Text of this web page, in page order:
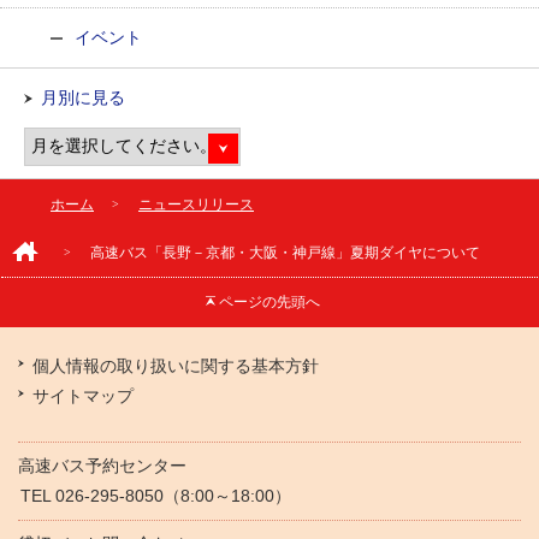
イベント
月別に見る
ホーム ニュースリリース
高速バス「長野－京都・大阪・神戸線」夏期ダイヤについて
ページの先頭へ
個人情報の取り扱いに関する基本方針
サイトマップ
高速バス予約センター
TEL 026-295-8050（8:00～18:00）